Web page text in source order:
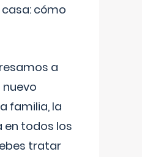
cómo
a
familia, la
en todos los
tratar